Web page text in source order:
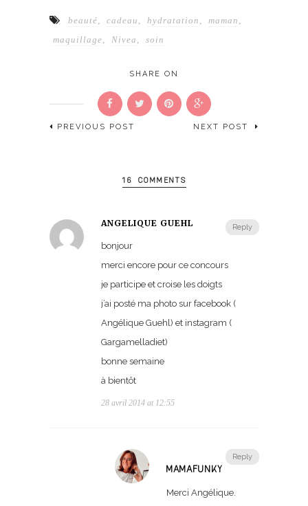
beauté, cadeau , hydratation , maman ,
maquillage, Nivea , soin
SHARE ON
PREVIOUS POST NEXT POST
16 COMMENTS
Reply
ANGELIQUE GUEHL
bonjour
merci encore pour ce concours
je participe et croise les doigts
j’ai posté ma photo sur facebook (
Angélique Guehl) et instagram (
Gargamelladiet)
bonne semaine
à bientôt
28 avril 2014 at 12:55
Reply
MAMAFUNKY
Merci Angélique.